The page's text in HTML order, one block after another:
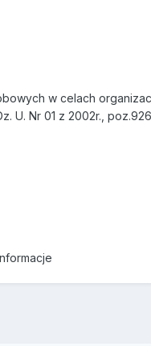
w celach
U. Nr 01 z 2002r.,